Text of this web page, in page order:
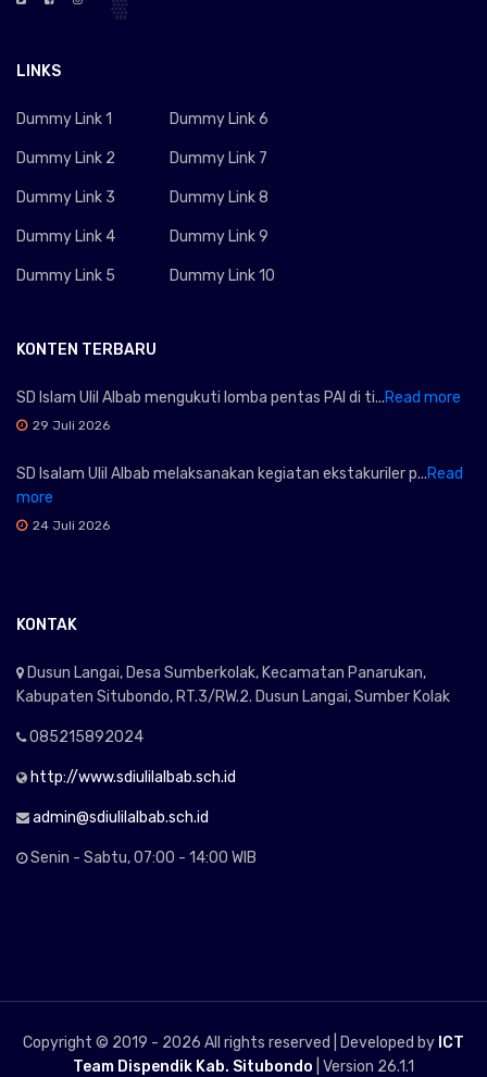
LINKS
Dummy Link 1
Dummy Link 2
Dummy Link 3
Dummy Link 4
Dummy Link 5
Dummy Link 6
Dummy Link 7
Dummy Link 8
Dummy Link 9
Dummy Link 10
KONTEN TERBARU
SD Islam Ulil Albab mengukuti lomba pentas PAI di ti...Read more
29 Juli 2026
SD Isalam Ulil Albab melaksanakan kegiatan ekstakuriler p...Read
more
24 Juli 2026
KONTAK
Dusun Langai, Desa Sumberkolak, Kecamatan Panarukan,
Kabupaten Situbondo, RT.3/RW.2. Dusun Langai, Sumber Kolak
085215892024
http://www.sdiulilalbab.sch.id
admin@sdiulilalbab.sch.id
Senin - Sabtu, 07:00 - 14:00 WIB
Copyright © 2019 - 2026 All rights reserved | Developed by ICT
Team Dispendik Kab. Situbondo | Version 26.1.1